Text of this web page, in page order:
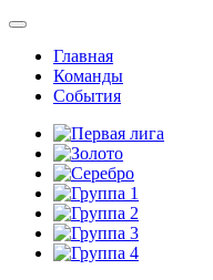
Главная
Команды
События